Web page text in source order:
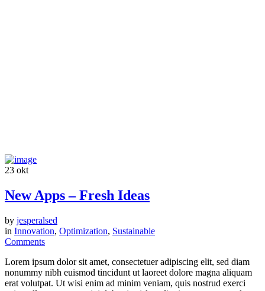
23 okt
New Apps – Fresh Ideas
by jesperalsed
in Innovation, Optimization, Sustainable
Comments
Lorem ipsum dolor sit amet, consectetuer adipiscing elit, sed diam
nonummy nibh euismod tincidunt ut laoreet dolore magna aliquam
erat volutpat. Ut wisi enim ad minim veniam, quis nostrud exerci